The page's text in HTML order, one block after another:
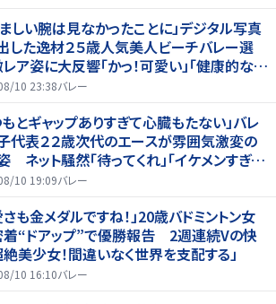
ましい腕は見なかったことに」デジタル写真
した逸材２５歳人気美人ビーチバレー選
レア姿に大反響「かっ！可愛い」「健康的なキ
10 23:38バレー
もとギャップありすぎて心臓もたない」バレ
代表２２歳次代のエースが雰囲気激変の
ネット騒然「待ってくれ」「イケメンすぎる
いってこない」
10 19:09バレー
さも金メダルですね！」20歳バドミントン女
着“ドアップ”で優勝報告 2週連続Vの快
絶美少女！間違いなく世界を支配する」
10 16:10バレー